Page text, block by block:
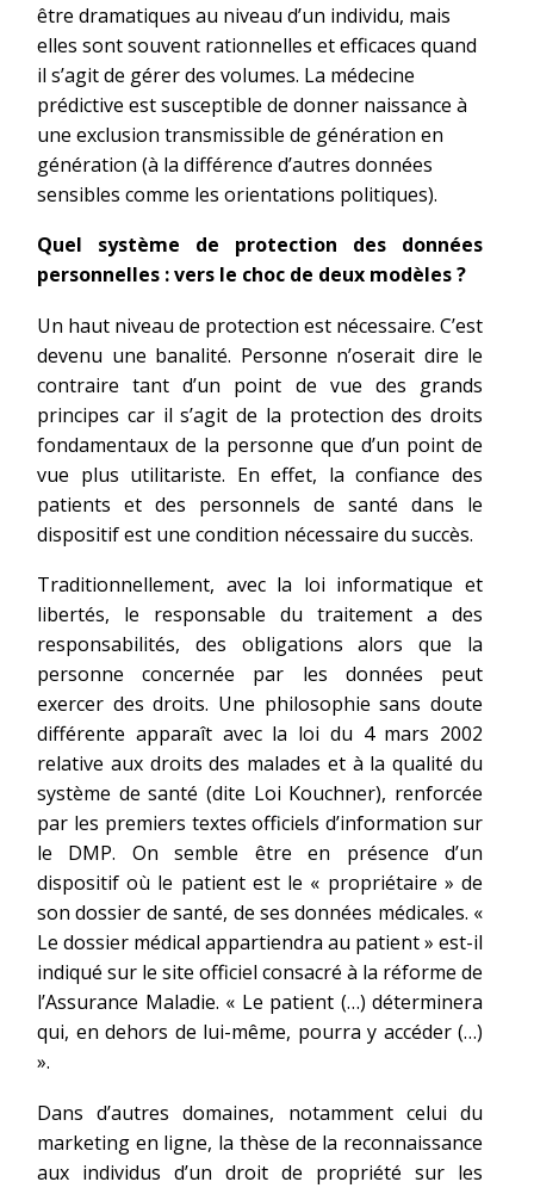
être dramatiques au niveau d’un individu, mais
elles sont souvent rationnelles et efficaces quand
il s’agit de gérer des volumes. La médecine
prédictive est susceptible de donner naissance à
une exclusion transmissible de génération en
génération (à la différence d’autres données
sensibles comme les orientations politiques).
Quel système de protection des données
personnelles : vers le choc de deux modèles ?
Un haut niveau de protection est nécessaire. C’est
devenu une banalité. Personne n’oserait dire le
contraire tant d’un point de vue des grands
principes car il s’agit de la protection des droits
fondamentaux de la personne que d’un point de
vue plus utilitariste. En effet, la confiance des
patients et des personnels de santé dans le
dispositif est une condition nécessaire du succès.
Traditionnellement, avec la loi informatique et
libertés, le responsable du traitement a des
responsabilités, des obligations alors que la
personne concernée par les données peut
exercer des droits. Une philosophie sans doute
différente apparaît avec la loi du 4 mars 2002
relative aux droits des malades et à la qualité du
système de santé (dite Loi Kouchner), renforcée
par les premiers textes officiels d’information sur
le DMP. On semble être en présence d’un
dispositif où le patient est le « propriétaire » de
son dossier de santé, de ses données médicales. «
Le dossier médical appartiendra au patient » est-il
indiqué sur le site officiel consacré à la réforme de
l’Assurance Maladie. « Le patient (…) déterminera
qui, en dehors de lui-même, pourra y accéder (…)
».
Dans d’autres domaines, notamment celui du
marketing en ligne, la thèse de la reconnaissance
aux individus d’un droit de propriété sur les